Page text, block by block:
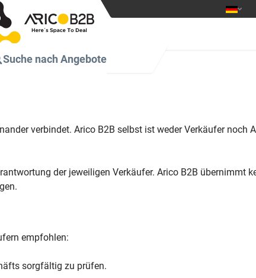
Suche nach Angebote
verbindet. Arico B2B selbst ist weder Verkäufer noch
der jeweiligen Verkäufer. Arico B2B übernimmt
empfohlen:
sorgfältig zu prüfen.